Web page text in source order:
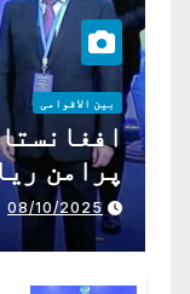
بین الاقوامی
پرامن
تعاون کے
08/10/2025